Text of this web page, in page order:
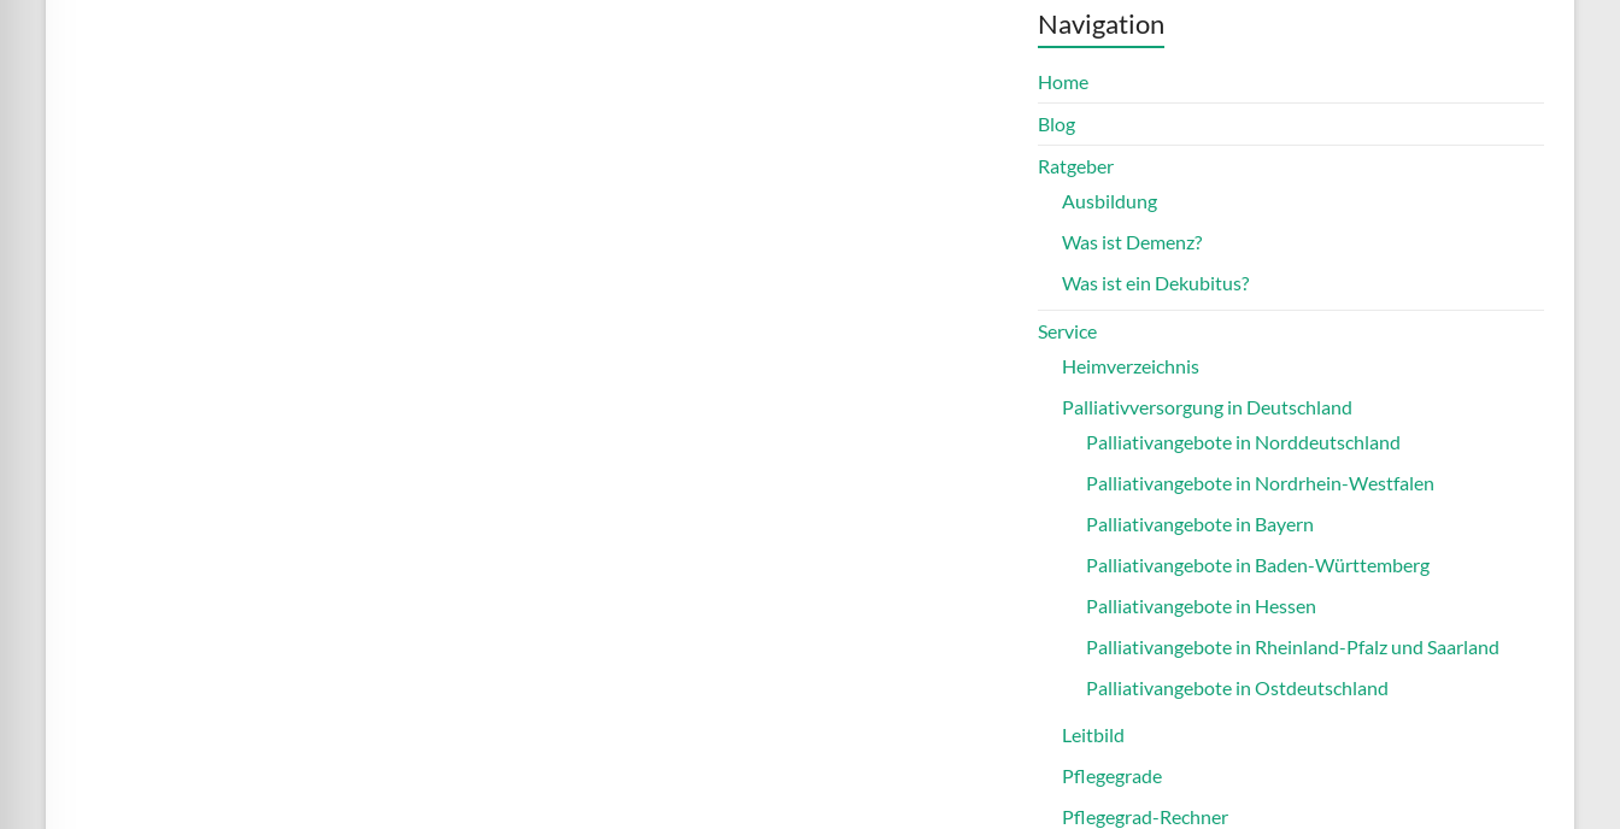
Navigation
Home
Blog
Ratgeber
Ausbildung
Was ist Demenz?
Was ist ein Dekubitus?
Service
Heimverzeichnis
Palliativversorgung in Deutschland
Palliativangebote in Norddeutschland
Palliativangebote in Nordrhein-Westfalen
Palliativangebote in Bayern
Palliativangebote in Baden-Württemberg
Palliativangebote in Hessen
Palliativangebote in Rheinland-Pfalz und Saarland
Palliativangebote in Ostdeutschland
Leitbild
Pflegegrade
Pflegegrad-Rechner